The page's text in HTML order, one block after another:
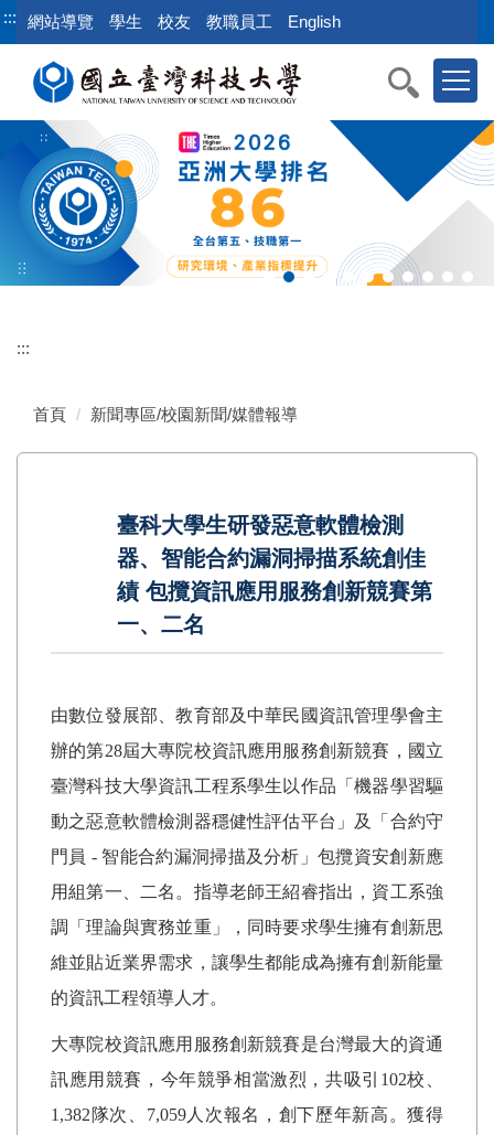
跳
到
::: 網站導覽 學生 校友 教職員工 English
:::
首頁 新聞專區/校園新聞/媒體報導
臺科大學生研發惡意軟體檢測
器、智能合約漏洞掃描系統創佳
績 包攬資訊應用服務創新競賽第
一、二名
由數位發展部、教育部及中華民國資訊管理學會主
辦的第28屆大專院校資訊應用服務創新競賽，國立
臺灣科技大學資訊工程系學生以作品「機器學習驅
動之惡意軟體檢測器穩健性評估平台」及「合約守
門員 - 智能合約漏洞掃描及分析」包攬資安創新應
用組第一、二名。指導老師王紹睿指出，資工系強
調「理論與實務並重」，同時要求學生擁有創新思
維並貼近業界需求，讓學生都能成為擁有創新能量
的資訊工程領導人才。
大專院校資訊應用服務創新競賽是台灣最大的資通
訊應用競賽，今年競爭相當激烈，共吸引 102校、
1,382 隊次、 7,059人次報名，創下歷年新高。獲得